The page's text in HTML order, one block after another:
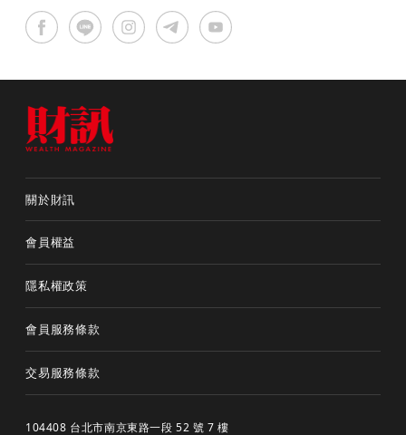
關於財訊
會員權益
隱私權政策
會員服務條款
交易服務條款
104408 台北市南京東路一段 52 號 7 樓